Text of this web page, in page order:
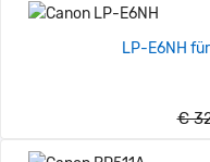
LP-E6NH für
€